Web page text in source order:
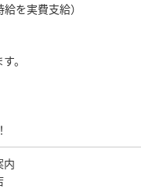
を実費支給）
。
内